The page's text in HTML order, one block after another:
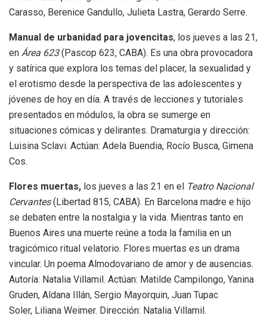
Carasso, Berenice Gandullo, Julieta Lastra, Gerardo Serre.
Manual de urbanidad para jovencitas, los jueves a las 21,
en Área 623(Pascop 623, CABA). Es una obra provocadora
y satírica que explora los temas del placer, la sexualidad y
el erotismo desde la perspectiva de las adolescentes y
jóvenes de hoy en día. A través de lecciones y tutoriales
presentados en módulos, la obra se sumerge en
situaciones cómicas y delirantes. Dramaturgia y dirección:
Luisina Sclavi. Actúan: Adela Buendia, Rocío Busca, Gimena
Cos.
Flores muertas, los jueves a las 21 en el Teatro Nacional
Cervantes(Libertad 815, CABA). En Barcelona madre e hijo
se debaten entre la nostalgia y la vida. Mientras tanto en
Buenos Aires una muerte reúne a toda la familia en un
tragicómico ritual velatorio. Flores muertas es un drama
vincular. Un poema Almodovariano de amor y de ausencias.
Autoría: Natalia Villamil. Actúan: Matilde Campilongo, Yanina
Gruden, Aldana Illán, Sergio Mayorquin, Juan Tupac
Soler, Liliana Weimer. Dirección: Natalia Villamil.